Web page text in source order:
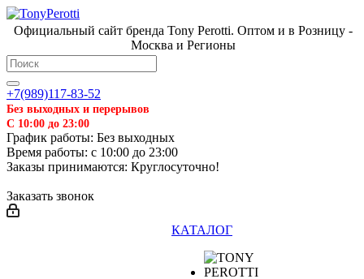
Официальный сайт бренда Tony Perotti. Оптом и в Розницу -
Москва и Регионы
+7(989)117-83-52
Без выходных и перерывов
С 10:00 до 23:00
График работы: Без выходных
Время работы: с 10:00 до 23:00
Заказы принимаются: Круглосуточно!
Заказать звонок
КАТАЛОГ